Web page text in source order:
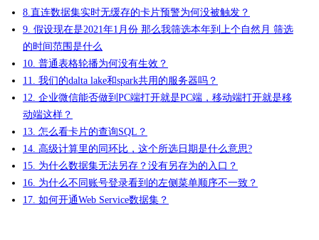
8.直连数据集实时无缓存的卡片预警为何没被触发？
9. 假设现在是2021年1月份 那么我筛选本年到上个自然月 筛选
的时间范围是什么
10. 普通表格轮播为何没有生效？
11. 我们的dalta lake和spark共用的服务器吗？
12. 企业微信能否做到PC端打开就是PC端，移动端打开就是移
动端这样？
13. 怎么看卡片的查询SQL？
14. 高级计算里的同环比，这个所选日期是什么意思?
15. 为什么数据集无法另存？没有另存为的入口？
16. 为什么不同账号登录看到的左侧菜单顺序不一致？
17. 如何开通Web Service数据集？